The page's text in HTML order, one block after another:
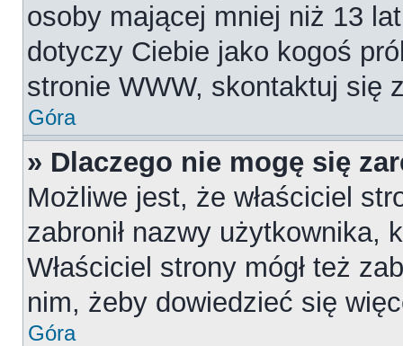
osoby mającej mniej niż 13
dotyczy Ciebie jako kogoś
stronie WWW, skontaktuj się
Góra
» Dlaczego nie mogę się
Możliwe jest, że właściciel
zabronił nazwy użytkownika,
Właściciel strony mógł też
nim, żeby dowiedzieć się
Góra